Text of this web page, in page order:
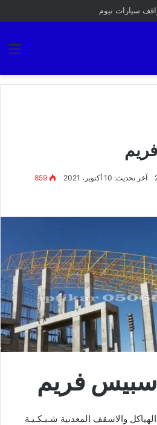
آخر تحديث: 10 أكتوبر، 2021 859
فريم
والاسقف المعدنية شـبـكـيـة